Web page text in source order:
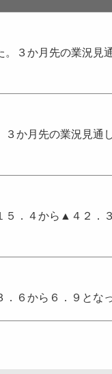
。３か月先の業況見
３か月先の業況見通
５．４から▲４２．
６から６．９とな